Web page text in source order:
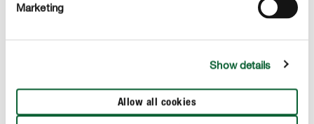
Marketing
Show details
Allow all cookies